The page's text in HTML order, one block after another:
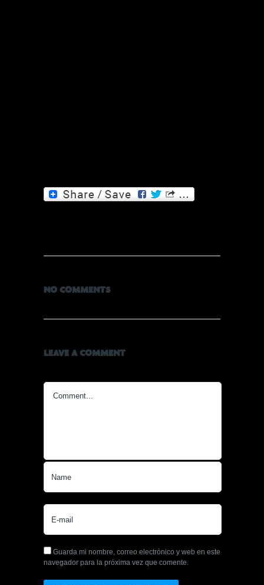
NO COMMENTS
LEAVE A COMMENT
Guarda mi nombre, correo electrónico y web en este
navegador para la próxima vez que comente.